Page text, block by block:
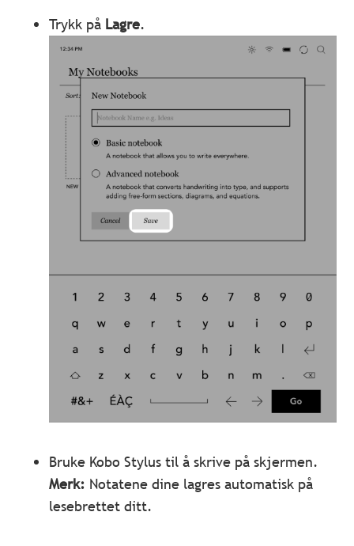
Trykk på Lagre.
Bruke Kobo Stylus til å skrive på skjermen.
Merk: Notatene dine lagres automatisk på
lesebrettet ditt.